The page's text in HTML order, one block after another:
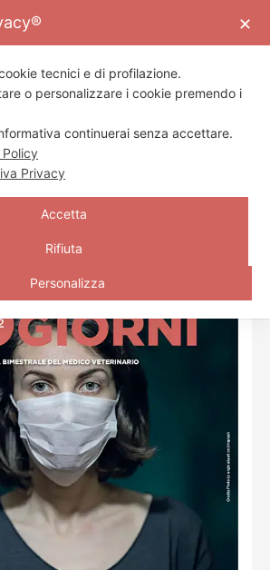
ed ENPAV
Redazione
Contatti
APRILE 2020
✕
tecnici e di profilazione.
o personalizzare i cookie premendo i
continuerai senza accettare.
Privacy
Accetta
Rifiuta
Personalizza